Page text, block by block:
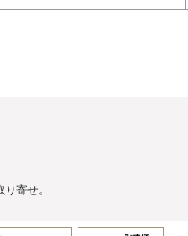
寄せ。